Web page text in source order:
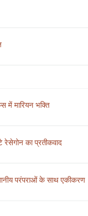
में मारियन भक्ति
रेसेगोन का प्रतीकवाद
परंपराओं के साथ एकीकरण